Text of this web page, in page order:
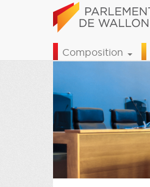
Composition